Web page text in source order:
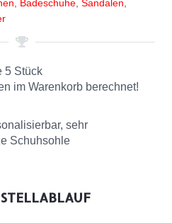
Badeschuhe Sandalen
5 Stück
im Warenkorb berechnet!
sehr
Schuhsohle